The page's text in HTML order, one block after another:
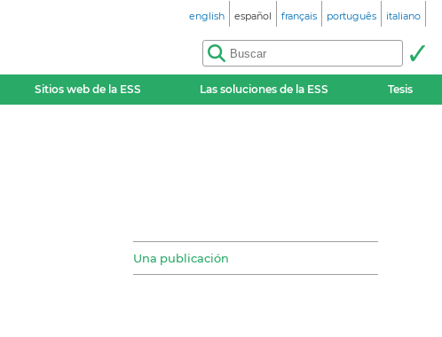
english español français português italiano
Sitios web de la ESS Las soluciones de la ESS Tesis
Una publicación